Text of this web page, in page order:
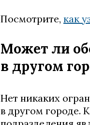
Посмотрите, как
Может ли
в другом
Нет никаких
в другом городе.